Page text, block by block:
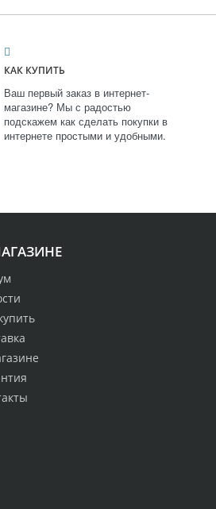
КАК КУПИТЬ
Ваш первый заказ в интернет-
магазине? Мы с радостью
подскажем как сделать покупки в
интернете простыми и удобными.